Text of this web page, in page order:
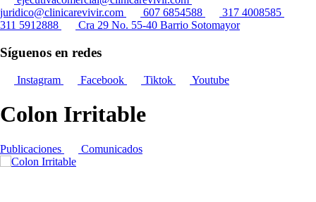
juridico@clinicarevivir.com
607 6854588
317 4008585
311 5912888
Cra 29 No. 55-40 Barrio Sotomayor
Síguenos en redes
Instagram Facebook Tiktok Youtube
Colon Irritable
Publicaciones Comunicados